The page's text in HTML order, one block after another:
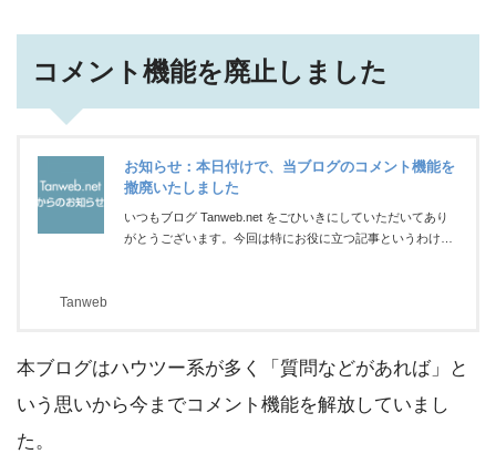
コメント機能を廃止しました
お知らせ：本日付けで、当ブログのコメント機能を
撤廃いたしました
いつもブログ Tanweb.net をごひいきにしていただいてあり
がとうございます。今回は特にお役に立つ記事というわけで
た。しかし、段々と日を追う毎にいただけるコメントの量も
昨年夏あたり...
Tanweb
本ブログはハウツー系が多く「質問などがあれば」と
いう思いから今までコメント機能を解放していまし
た。